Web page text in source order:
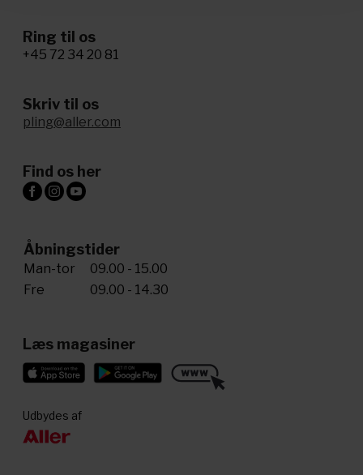
Ring til os
+45 72 34 20 81
Skriv til os
pling@aller.com
Find os her
Åbningstider
Man-tor
09.00 - 15.00
Fre
09.00 - 14.30
Læs magasiner
Udbydes af